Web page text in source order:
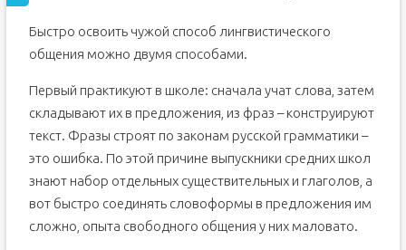
Быстро освоить чужой способ лингвистического
общения можно двумя способами.
Первый практикуют в школе: сначала учат слова, затем
складывают их в предложения, из фраз – конструируют
текст. Фразы строят по законам русской грамматики –
это ошибка. По этой причине выпускники средних школ
знают набор отдельных существительных и глаголов, а
вот быстро соединять словоформы в предложения им
сложно, опыта свободного общения у них маловато.